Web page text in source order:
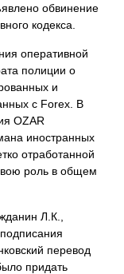
обвинение
кодекса.
оперативной
полиции о
и
с Forex. В
OZAR
иностранных
отработанной
роль в общем
Л.К.,
перевод
придать